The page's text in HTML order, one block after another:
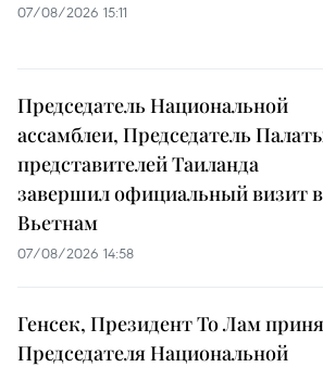
07/08/2026 15:11
Председатель Национальной
ассамблеи, Председатель
представителей Таиланда
завершил официальный визит
Вьетнам
07/08/2026 14:58
Генсек, Президент То Лам
Председателя Национальной